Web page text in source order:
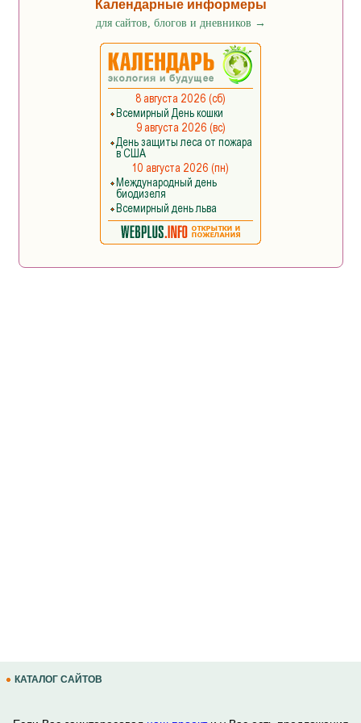
Календарные информеры
для сайтов, блогов и дневников →
КАТАЛОГ САЙТОВ